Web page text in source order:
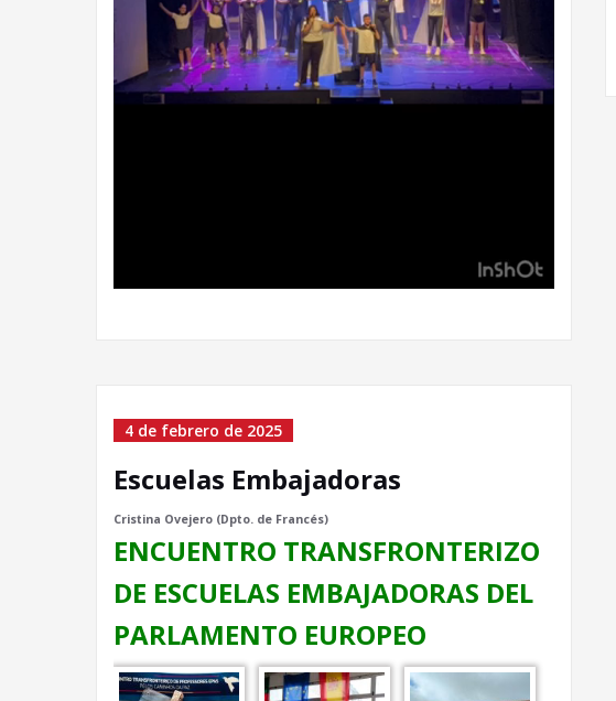
4 de febrero de 2025
Escuelas Embajadoras
Cristina Ovejero (Dpto. de Francés)
ENCUENTRO TRANSFRONTERIZO
DE ESCUELAS EMBAJADORAS DEL
PARLAMENTO EUROPEO